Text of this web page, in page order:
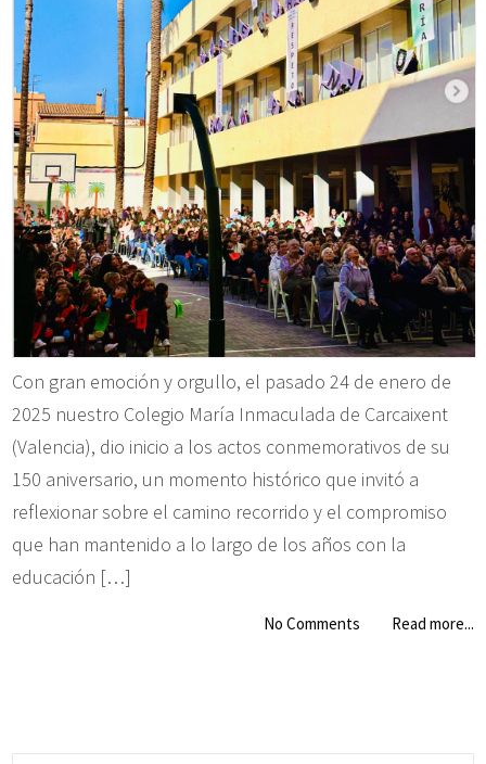
Con gran emoción y orgullo, el pasado 24 de enero de
2025 nuestro Colegio María Inmaculada de Carcaixent
(Valencia), dio inicio a los actos conmemorativos de su
150 aniversario, un momento histórico que invitó a
reflexionar sobre el camino recorrido y el compromiso
que han mantenido a lo largo de los años con la
educación […]
No Comments Read more...